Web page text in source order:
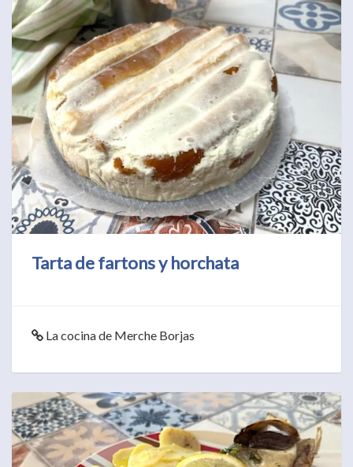
Tarta de fartons y horchata
La cocina de Merche Borjas